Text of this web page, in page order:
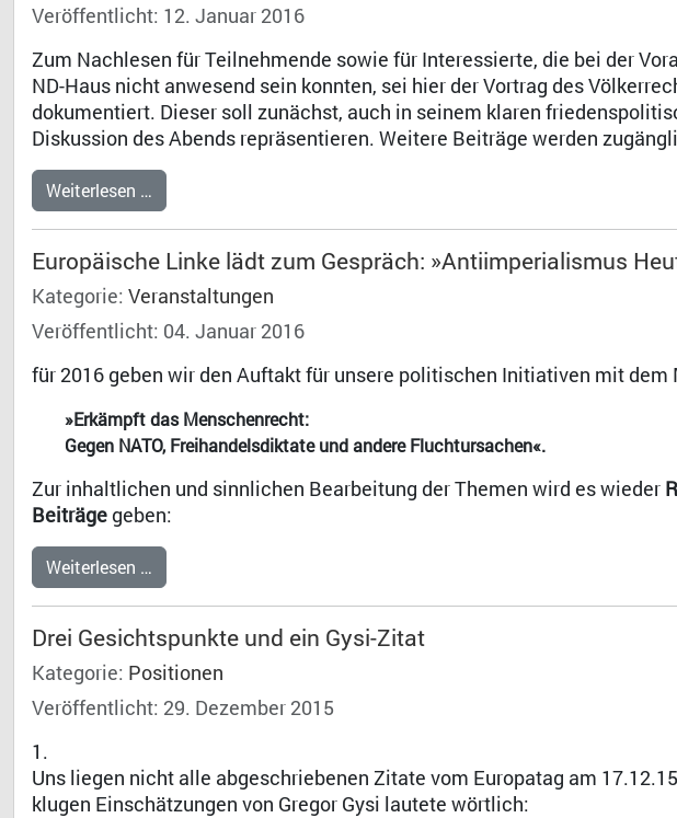
Veröffentlicht: 12. Januar 2016
Zum Nachlesen für Teilnehmende sowie für Interessierte, die bei der
ND-Haus nicht anwesend sein konnten, sei hier der Vortrag des
dokumentiert. Dieser soll zunächst, auch in seinem klaren
Diskussion des Abends repräsentieren. Weitere Beiträge werden
Weiterlesen …
Europäische Linke lädt zum Gespräch: »Antiimperialismus
Kategorie: Veranstaltungen
Veröffentlicht: 04. Januar 2016
für 2016 geben wir den Auftakt für unsere politischen Initiativen mit dem
»Erkämpft das Menschenrecht:
Gegen NATO, Freihandelsdiktate und andere Fluchtursachen«.
Zur inhaltlichen und sinnlichen Bearbeitung der Themen wird es wieder
Beiträge geben:
Weiterlesen …
Drei Gesichtspunkte und ein Gysi-Zitat
Kategorie: Positionen
Veröffentlicht: 29. Dezember 2015
1.
Uns liegen nicht alle abgeschriebenen Zitate vom Europatag am
klugen Einschätzungen von Gregor Gysi lautete wörtlich: